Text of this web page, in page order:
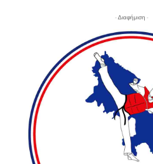
- Διαφήμιση -